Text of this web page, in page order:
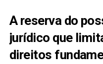
A reserva do
jurídico que
direitos